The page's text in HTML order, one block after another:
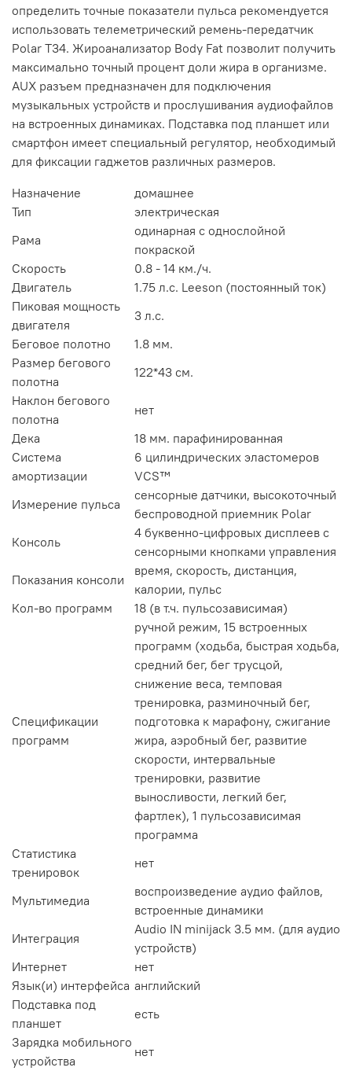
определить точные показатели пульса рекомендуется
использовать телеметрический ремень-передатчик
Polar T34. Жироанализатор Body Fat позволит получить
максимально точный процент доли жира в организме.
AUX разъем предназначен для подключения
музыкальных устройств и прослушивания аудиофайлов
на встроенных динамиках. Подставка под планшет или
смартфон имеет специальный регулятор, необходимый
для фиксации гаджетов различных размеров.
Назначение
домашнее
Тип
электрическая
Рама
одинарная с однослойной
покраской
Скорость
0.8 - 14 км./ч.
Двигатель
1.75 л.с. Leeson (постоянный ток)
Пиковая мощность
двигателя
3 л.с.
Беговое полотно
1.8 мм.
Размер бегового
полотна
122*43 см.
Наклон бегового
полотна
нет
Дека
18 мм. парафинированная
Система
амортизации
6 цилиндрических эластомеров
VCS™
Измерение пульса
сенсорные датчики, высокоточный
беспроводной приемник Polar
Консоль
4 буквенно-цифровых дисплеев с
сенсорными кнопками управления
Показания консоли
время, скорость, дистанция,
калории, пульс
Кол-во программ
18 (в т.ч. пульсозависимая)
Спецификации
программ
ручной режим, 15 встроенных
программ (ходьба, быстрая ходьба,
средний бег, бег трусцой,
снижение веса, темповая
тренировка, разминочный бег,
подготовка к марафону, сжигание
жира, аэробный бег, развитие
скорости, интервальные
тренировки, развитие
выносливости, легкий бег,
фартлек), 1 пульсозависимая
программа
Статистика
тренировок
нет
Мультимедиа
воспроизведение аудио файлов,
встроенные динамики
Интеграция
Audio IN minijack 3.5 мм. (для аудио
устройств)
Интернет
нет
Язык(и) интерфейса английский
Подставка под
планшет
есть
Зарядка мобильного
устройства
нет